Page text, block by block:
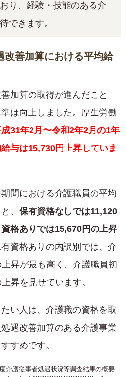
り、経験・技能のある介
できます。
善加算における平均給
加算の取得が進んだこと
は向上しました。厚生労働
31年2月〜令和2年2月の1年
与は15,730円上昇していま
間における介護職員の平均
、 保有資格なしでは11,120
格ありでは15,670円の上昇
資格ありの内訳別では、介
昇が最も高く、介護職員初
昇を見せています。
い人は、介護職の資格を取
遇改善加算のある介護事業
すめです。
介護従事者処遇状況等調査結果の概要